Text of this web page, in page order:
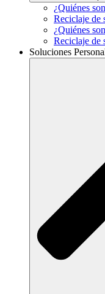
¿Quiénes
Reciclaje de
¿Quiénes
Reciclaje de
Soluciones